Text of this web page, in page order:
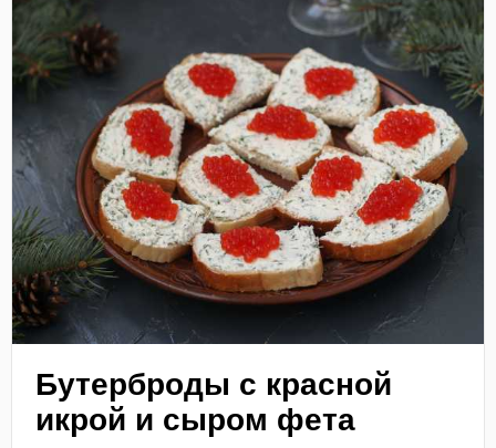
Бутерброды с красной
икрой и сыром фета